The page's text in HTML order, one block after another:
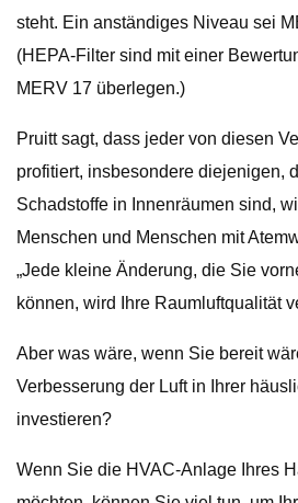
steht. Ein anständiges Niveau sei
(HEPA-Filter sind mit einer
MERV 17 überlegen.)
Pruitt sagt, dass jeder von diesen
profitiert, insbesondere diejenigen,
Schadstoffe in Innenräumen sind,
Menschen und Menschen mit
„Jede kleine Änderung, die Sie
können, wird Ihre Raumluftqualität
Aber was wäre, wenn Sie bereit
Verbesserung der Luft in Ihrer
investieren?
Wenn Sie die HVAC-Anlage Ihres